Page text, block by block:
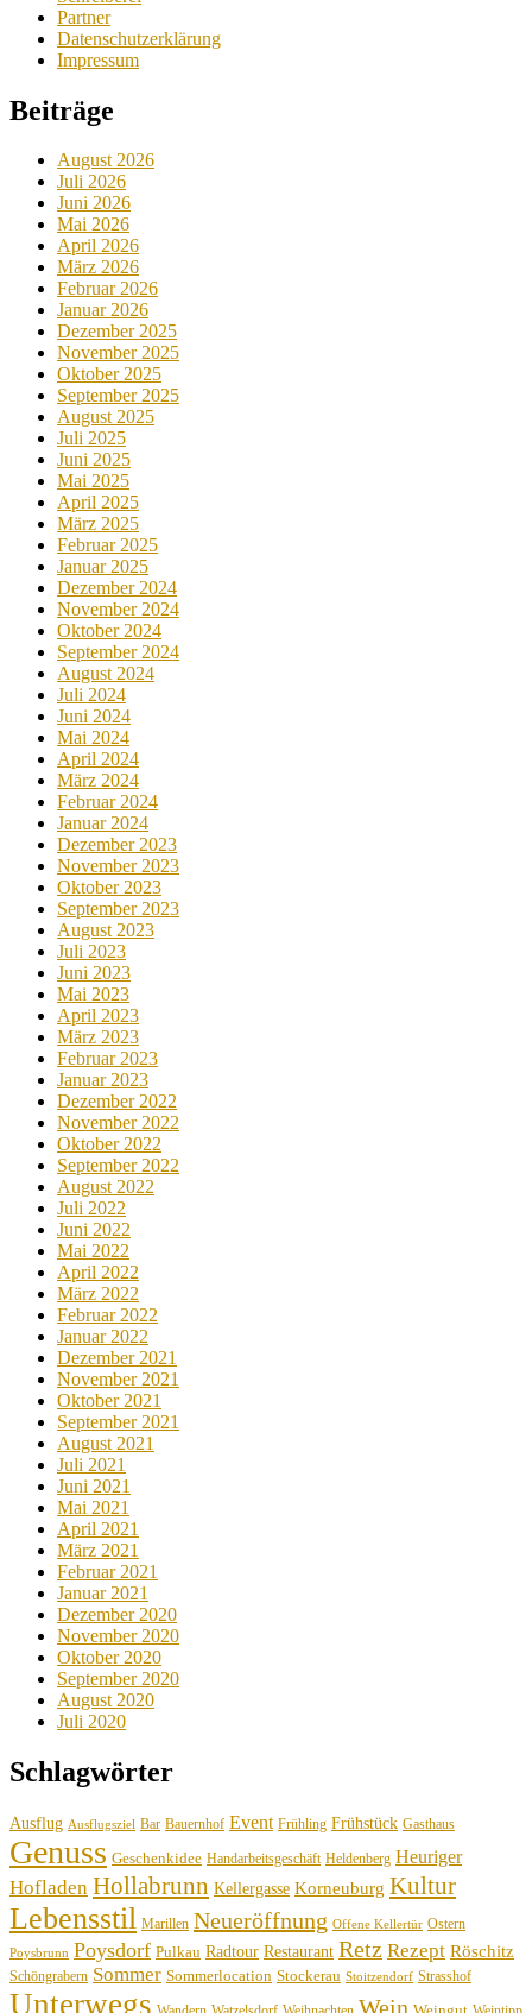
Partner
Datenschutzerklärung
Impressum
Beiträge
August 2026
Juli 2026
Juni 2026
Mai 2026
April 2026
März 2026
Februar 2026
Januar 2026
Dezember 2025
November 2025
Oktober 2025
September 2025
August 2025
Juli 2025
Juni 2025
Mai 2025
April 2025
März 2025
Februar 2025
Januar 2025
Dezember 2024
November 2024
Oktober 2024
September 2024
August 2024
Juli 2024
Juni 2024
Mai 2024
April 2024
März 2024
Februar 2024
Januar 2024
Dezember 2023
November 2023
Oktober 2023
September 2023
August 2023
Juli 2023
Juni 2023
Mai 2023
April 2023
März 2023
Februar 2023
Januar 2023
Dezember 2022
November 2022
Oktober 2022
September 2022
August 2022
Juli 2022
Juni 2022
Mai 2022
April 2022
März 2022
Februar 2022
Januar 2022
Dezember 2021
November 2021
Oktober 2021
September 2021
August 2021
Juli 2021
Juni 2021
Mai 2021
April 2021
März 2021
Februar 2021
Januar 2021
Dezember 2020
November 2020
Oktober 2020
September 2020
August 2020
Juli 2020
Schlagwörter
Ausflug Ausflugsziel Bar Bauernhof Event Frühling Frühstück Gasthaus
Genuss Geschenkidee Handarbeitsgeschäft Heldenberg Heuriger
Hofladen Hollabrunn Kellergasse Korneuburg Kultur
Lebensstil Marillen Neueröffnung Offene Kellertür Ostern
Poysbrunn Poysdorf Pulkau Radtour Restaurant Retz Rezept Röschitz
Schöngrabern Sommer Sommerlocation Stockerau Stoitzendorf Strasshof
Unterwegs Wein